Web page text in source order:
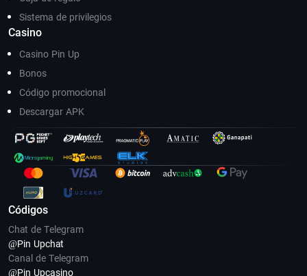
Sistema de privilegios
Casino
Casino Pin Up
Bonos
Código promocional
Descargar APK
Códigos
Chat de Telegram
@Pin Upсhat
Canal de Telegram
@Pin Upcasino